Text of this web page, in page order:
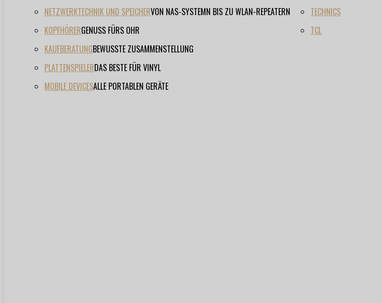
NETZWERKTECHNIK UND SPEICHERVON NAS-SYSTEMN BIS ZU WLAN-REPEATERN
KOPFHÖRERGENUSS FÜRS OHR
KAUFBERATUNGBEWUSSTE ZUSAMMENSTELLUNG
PLATTENSPIELERDAS BESTE FÜR VINYL
MOBILE DEVICESALLE PORTABLEN GERÄTE
TECHNICS
TCL